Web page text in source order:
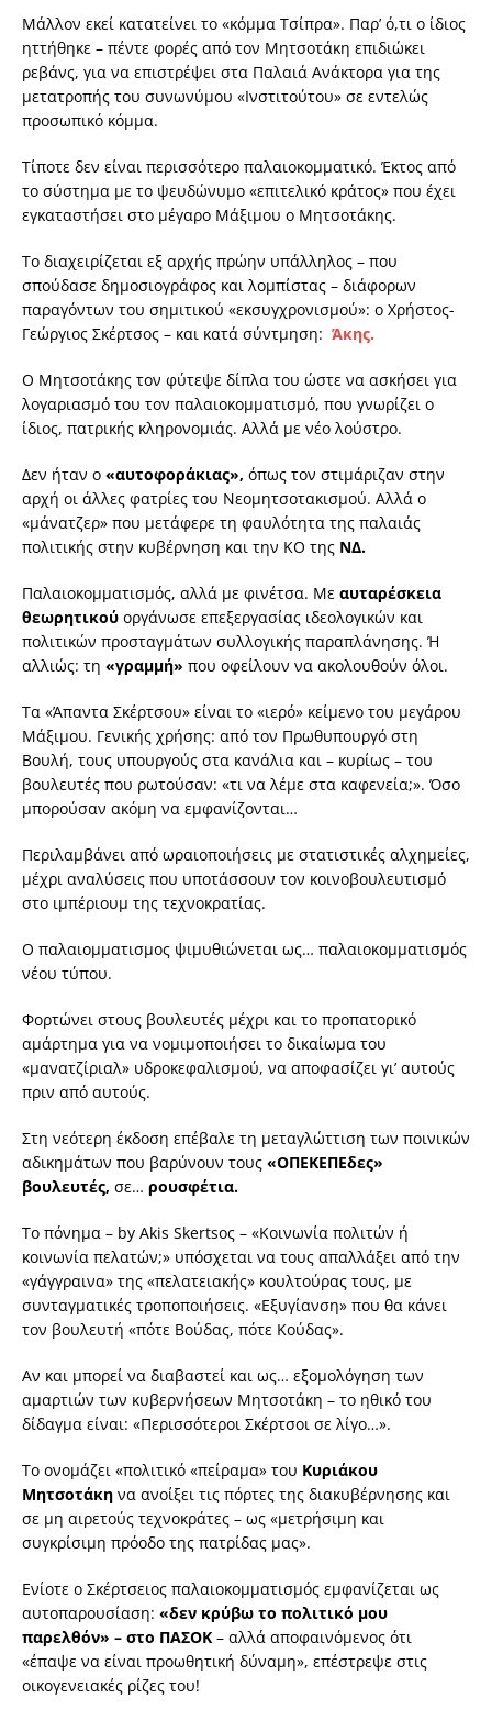
Μάλλον εκεί κατατείνει το «κόμμα Τσίπρα». Παρ’ ό,τι ο ίδιος
ηττήθηκε – πέντε φορές από τον Μητσοτάκη επιδιώκει
ρεβάνς, για να επιστρέψει στα Παλαιά Ανάκτορα για της
μετατροπής του συνωνύμου «Ινστιτούτου» σε εντελώς
προσωπικό κόμμα.
Τίποτε δεν είναι περισσότερο παλαιοκομματικό. Έκτος από
το σύστημα με το ψευδώνυμο «επιτελικό κράτος» που έχει
εγκαταστήσει στο μέγαρο Μάξιμου ο Μητσοτάκης.
Το διαχειρίζεται εξ αρχής πρώην υπάλληλος – που
σπούδασε δημοσιογράφος και λομπίστας – διάφορων
παραγόντων του σημιτικού «εκσυγχρονισμού»: ο Χρήστος-
Γεώργιος Σκέρτσος – και κατά σύντμηση: Άκης.
Ο Μητσοτάκης τον φύτεψε δίπλα του ώστε να ασκήσει για
λογαριασμό του τον παλαιοκομματισμό, που γνωρίζει ο
ίδιος, πατρικής κληρονομιάς. Αλλά με νέο λούστρο.
Δεν ήταν ο «αυτοφοράκιας», όπως τον στιμάριζαν στην
αρχή οι άλλες φατρίες του Νεομητσοτακισμού. Αλλά ο
«μάνατζερ» που μετάφερε τη φαυλότητα της παλαιάς
πολιτικής στην κυβέρνηση και την ΚΟ της ΝΔ.
Παλαιοκομματισμός, αλλά με φινέτσα. Με αυταρέσκεια
θεωρητικού οργάνωσε επεξεργασίας ιδεολογικών και
πολιτικών προσταγμάτων συλλογικής παραπλάνησης. Ή
αλλιώς: τη «γραμμή» που οφείλουν να ακολουθούν όλοι.
Τα «Άπαντα Σκέρτσου» είναι το «ιερό» κείμενο του μεγάρου
Μάξιμου. Γενικής χρήσης: από τον Πρωθυπουργό στη
Βουλή, τους υπουργούς στα κανάλια και – κυρίως – του
βουλευτές που ρωτούσαν: «τι να λέμε στα καφενεία;». Όσο
μπορούσαν ακόμη να εμφανίζονται…
Περιλαμβάνει από ωραιοποιήσεις με στατιστικές αλχημείες,
μέχρι αναλύσεις που υποτάσσουν τον κοινοβουλευτισμό
στο ιμπέριουμ της τεχνοκρατίας.
Ο παλαιομματισμος ψιμυθιώνεται ως… παλαιοκομματισμός
νέου τύπου.
Φορτώνει στους βουλευτές μέχρι και το προπατορικό
αμάρτημα για να νομιμοποιήσει το δικαίωμα του
«μανατζίριαλ» υδροκεφαλισμού, να αποφασίζει γι’ αυτούς
πριν από αυτούς.
Στη νεότερη έκδοση επέβαλε τη μεταγλώττιση των ποινικών
αδικημάτων που βαρύνουν τους «ΟΠΕΚΕΠΕδες»
βουλευτές, σε… ρουσφέτια.
Το πόνημα – by Akis Skertsoς – «Κοινωνία πολιτών ή
κοινωνία πελατών;» υπόσχεται να τους απαλλάξει από την
«γάγγραινα» της «πελατειακής» κουλτούρας τους, με
συνταγματικές τροποποιήσεις. «Εξυγίανση» που θα κάνει
τον βουλευτή «πότε Βούδας, πότε Κούδας».
Αν και μπορεί να διαβαστεί και ως… εξομολόγηση των
αμαρτιών των κυβερνήσεων Μητσοτάκη – το ηθικό του
δίδαγμα είναι: «Περισσότεροι Σκέρτσοι σε λίγο…».
Το ονομάζει «πολιτικό «πείραμα» του Κυριάκου
Μητσοτάκη να ανοίξει τις πόρτες της διακυβέρνησης και
σε μη αιρετούς τεχνοκράτες – ως «μετρήσιμη και
συγκρίσιμη πρόοδο της πατρίδας μας».
Ενίοτε ο Σκέρτσειος παλαιοκομματισμός εμφανίζεται ως
αυτοπαρουσίαση: «δεν κρύβω το πολιτικό μου
παρελθόν» – στο ΠΑΣΟΚ – αλλά αποφαινόμενος ότι
«έπαψε να είναι προωθητική δύναμη», επέστρεψε στις
οικογενειακές ρίζες του!